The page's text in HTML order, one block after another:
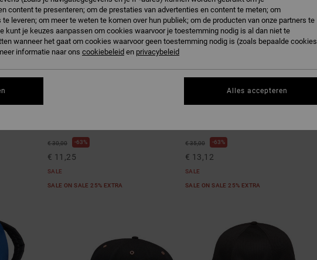
€ 30,00 63%
€ 11,25
SALE
SALE ON SALE 25% EXTRA
€ 35,00 63%
€ 13,12
SALE
SALE ON SALE 25% EXTRA
content te presenteren; om de prestaties van advertenties en content te meten; om
leveren; om meer te weten te komen over hun publiek; om de producten van onze partners te
kunt je keuzes aanpassen om cookies waarvoor je toestemming nodig is al dan niet te
wanneer het gaat om cookies waarvoor geen toestemming nodig is (zoals bepaalde cookies
informatie naar ons cookiebeleid en privacybeleid
Alles accepteren